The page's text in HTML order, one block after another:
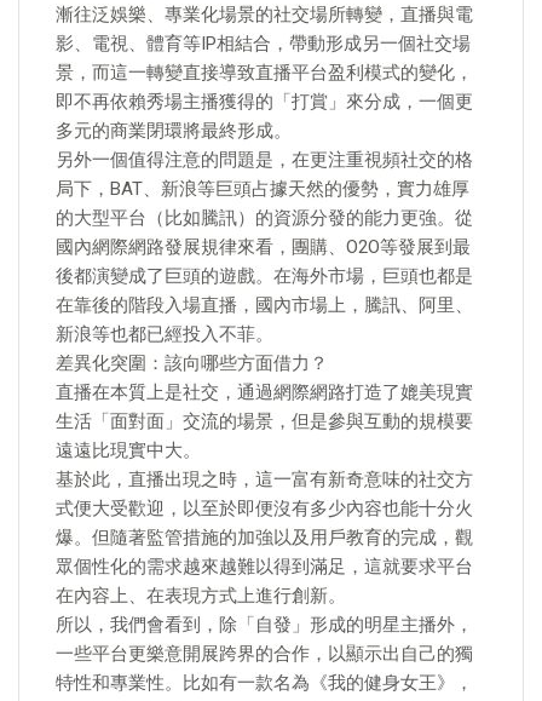
漸往泛娛樂、專業化場景的社交場所轉變，直播與電
影、電視、體育等IP相結合，帶動形成另一個社交場
景，而這一轉變直接導致直播平台盈利模式的變化，
即不再依賴秀場主播獲得的「打賞」來分成，一個更
多元的商業閉環將最終形成。
另外一個值得注意的問題是，在更注重視頻社交的格
局下，BAT、新浪等巨頭占據天然的優勢，實力雄厚
的大型平台（比如騰訊）的資源分發的能力更強。從
國內網際網路發展規律來看，團購、O2O等發展到最
後都演變成了巨頭的遊戲。在海外市場，巨頭也都是
在靠後的階段入場直播，國內市場上，騰訊、阿里、
新浪等也都已經投入不菲。
差異化突圍：該向哪些方面借力？
直播在本質上是社交，通過網際網路打造了媲美現實
生活「面對面」交流的場景，但是參與互動的規模要
遠遠比現實中大。
基於此，直播出現之時，這一富有新奇意味的社交方
式便大受歡迎，以至於即便沒有多少內容也能十分火
爆。但隨著監管措施的加強以及用戶教育的完成，觀
眾個性化的需求越來越難以得到滿足，這就要求平台
在內容上、在表現方式上進行創新。
所以，我們會看到，除「自發」形成的明星主播外，
一些平台更樂意開展跨界的合作，以顯示出自己的獨
特性和專業性。比如有一款名為《我的健身女王》，